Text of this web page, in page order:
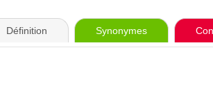
Définition Synonymes